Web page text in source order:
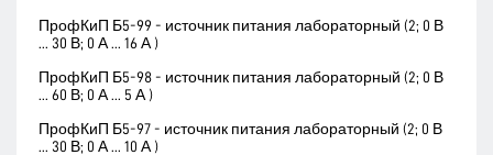
ПрофКиП Б5-99 - источник питания лабораторный (2; 0 В
... 30 В; 0 А ... 16 А )
ПрофКиП Б5-98 - источник питания лабораторный (2; 0 В
... 60 В; 0 А ... 5 А )
ПрофКиП Б5-97 - источник питания лабораторный (2; 0 В
... 30 В; 0 А ... 10 А )